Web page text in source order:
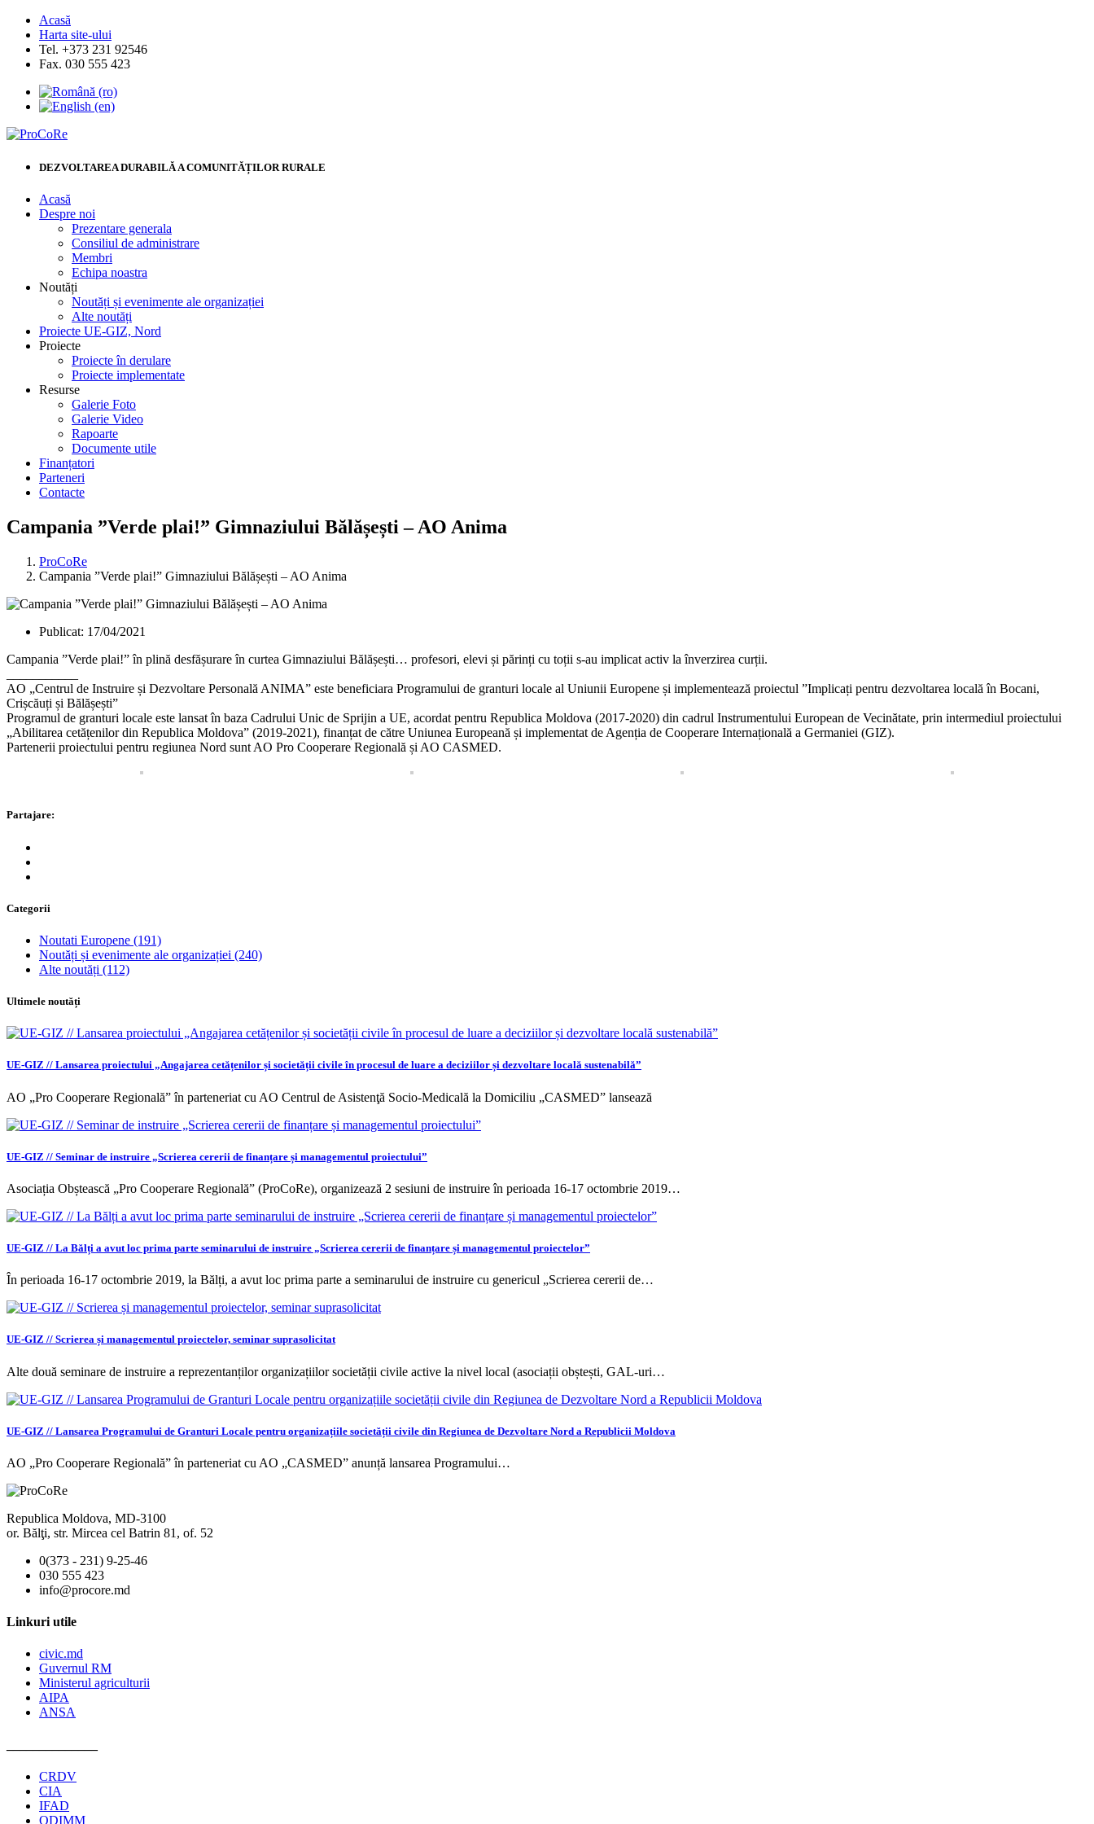
Acasă
Harta site-ului
Tel. +373 231 92546
Fax. 030 555 423
DEZVOLTAREA DURABILĂ A COMUNITĂȚILOR RURALE
Acasă
Despre noi
Prezentare generala
Consiliul de administrare
Membri
Echipa noastra
Noutăți
Noutăți și evenimente ale organizației
Alte noutăți
Proiecte UE-GIZ, Nord
Proiecte
Proiecte în derulare
Proiecte implementate
Resurse
Galerie Foto
Galerie Video
Rapoarte
Documente utile
Finanțatori
Parteneri
Contacte
Campania ”Verde plai!” Gimnaziului Bălășești – AO Anima
ProCoRe
Campania ”Verde plai!” Gimnaziului Bălășești – AO Anima
Publicat: 17/04/2021
Campania ”Verde plai!” în plină desfășurare în curtea Gimnaziului Bălășești… profesori, elevi și părinți cu toții s-au implicat activ la înverzirea curții.
AO „Centrul de Instruire și Dezvoltare Personală ANIMA” este beneficiara Programului de granturi locale al Uniunii Europene și implementează proiectul ”Implicați pentru dezvoltarea locală în Bocani,
Crișcăuți și Bălășești”
Programul de granturi locale este lansat în baza Cadrului Unic de Sprijin a UE, acordat pentru Republica Moldova (2017-2020) din cadrul Instrumentului European de Vecinătate, prin intermediul proiectului
„Abilitarea cetățenilor din Republica Moldova” (2019-2021), finanțat de către Uniunea Europeană și implementat de Agenția de Cooperare Internațională a Germaniei (GIZ).
Partenerii proiectului pentru regiunea Nord sunt AO Pro Cooperare Regională și AO CASMED.
Partajare:
Categorii
Noutati Europene (191)
Noutăți și evenimente ale organizației (240)
Alte noutăți (112)
Ultimele noutăți
UE-GIZ // Lansarea proiectului „Angajarea cetățenilor și societății civile în procesul de luare a deciziilor și dezvoltare locală sustenabilă”
AO „Pro Cooperare Regională” în parteneriat cu AO Centrul de Asistenţă Socio-Medicală la Domiciliu „CASMED” lansează
UE-GIZ // Seminar de instruire „Scrierea cererii de finanțare și managementul proiectului”
Asociația Obștească „Pro Cooperare Regională” (ProCoRe), organizează 2 sesiuni de instruire în perioada 16-17 octombrie 2019…
UE-GIZ // La Bălți a avut loc prima parte seminarului de instruire „Scrierea cererii de finanțare și managementul proiectelor”
În perioada 16-17 octombrie 2019, la Bălți, a avut loc prima parte a seminarului de instruire cu genericul „Scrierea cererii de…
UE-GIZ // Scrierea și managementul proiectelor, seminar suprasolicitat
Alte două seminare de instruire a reprezentanților organizațiilor societății civile active la nivel local (asociații obștești, GAL-uri…
UE-GIZ // Lansarea Programului de Granturi Locale pentru organizațiile societății civile din Regiunea de Dezvoltare Nord a Republicii Moldova
AO „Pro Cooperare Regională” în parteneriat cu AO „CASMED” anunță lansarea Programului…
Republica Moldova, MD-3100
or. Bălţi, str. Mircea cel Batrin 81, of. 52
0(373 - 231) 9-25-46
030 555 423
info@procore.md
Linkuri utile
civic.md
Guvernul RM
Ministerul agriculturii
AIPA
ANSA
CRDV
CIA
IFAD
ODIMM